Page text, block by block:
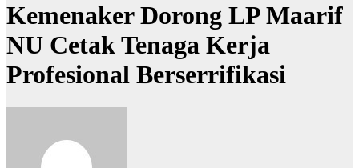
Kemenaker Dorong LP Maarif
NU Cetak Tenaga Kerja
Profesional Berserrifikasi